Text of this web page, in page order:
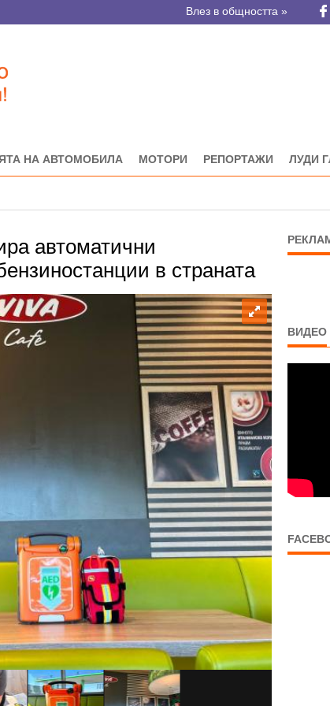
Влез в общността »
НА АВТОМОБИЛА МОТОРИ РЕПОРТАЖИ ЛУДИ
автоматични
в страната
ВИДЕО